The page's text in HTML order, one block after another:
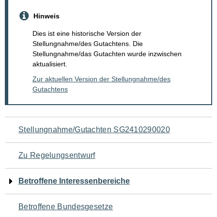
Hinweis
Dies ist eine historische Version der
Stellungnahme/des Gutachtens. Die
Stellungnahme/das Gutachten wurde inzwischen
aktualisiert.
Zur aktuellen Version der Stellungnahme/des
Gutachtens
Navigation
für
den
Seiteninhalt
Stellungnahme/Gutachten SG2410290020
Zu Regelungsentwurf
Betroffene Interessenbereiche
Betroffene Bundesgesetze